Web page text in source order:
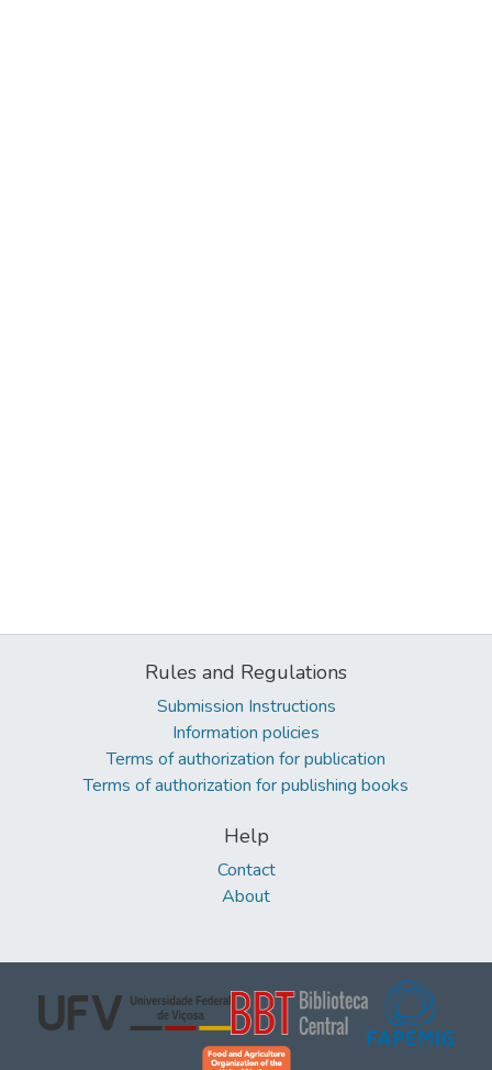
Rules and Regulations
Submission Instructions
Information policies
Terms of authorization for publication
Terms of authorization for publishing books
Help
Contact
About